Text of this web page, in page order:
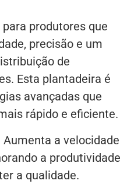
produtores que
precisão e um
de
Esta plantadeira é
avançadas que
rápido e eficiente.
a velocidade
a produtividade
a qualidade.